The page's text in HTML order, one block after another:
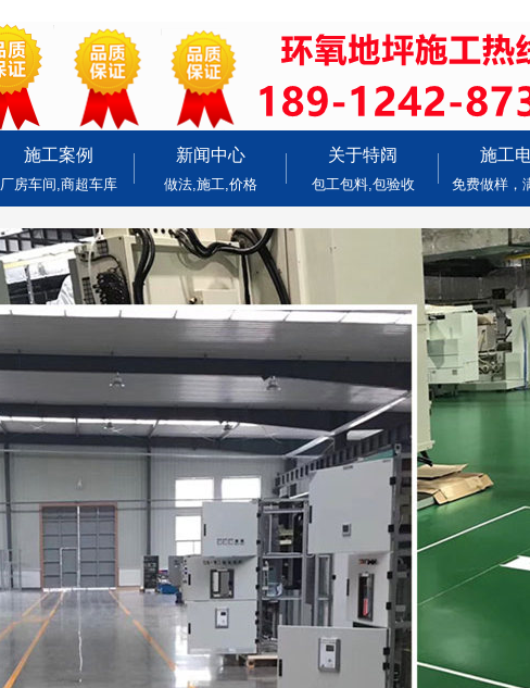
施工案例
厂房车间,商超车库
新闻中心
做法,施工,价格
关于特阔
包工包料,包验收
施工
免费做样，